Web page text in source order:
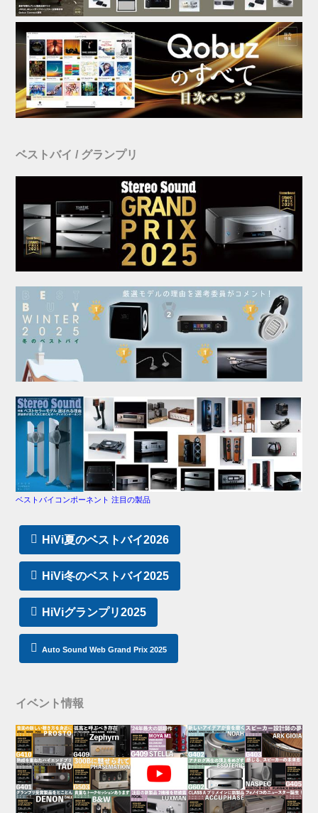
ベストバイ / グランプリ
ベストバイコンポーネント 注目の製品
HiVi夏のベストバイ2026
HiVi冬のベストバイ2025
HiViグランプリ2025
Auto Sound Web Grand Prix 2025
イベント情報